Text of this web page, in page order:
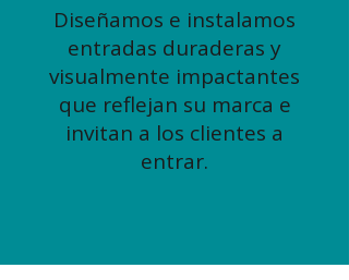
Diseñamos e instalamos
entradas duraderas y
visualmente impactantes
que reflejan su marca e
invitan a los clientes a
entrar.